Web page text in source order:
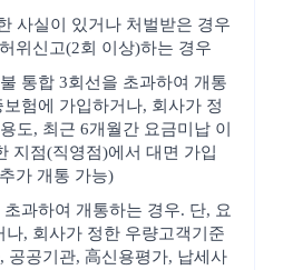
사실이 있거나 처벌받은 경우
위신고(2회 이상)하는 경우
통합 3회선을 초과하여 개통
험에 가입하거나, 회사가 정
도, 최근 6개월간 요금미납 이
지점(직영점)에서 대면 가입
가 개통 가능)
과하여 개통하는 경우. 단, 요
, 회사가 정한 우량고객기준
공공기관, 高신용평가, 납세사